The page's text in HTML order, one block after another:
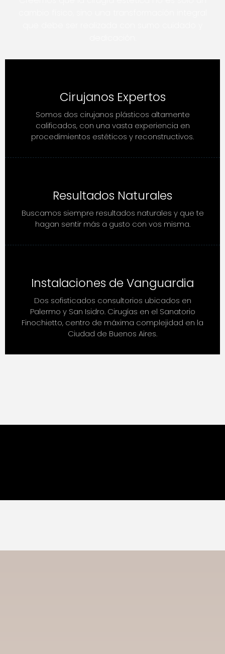
Cirujanos Expertos
Somos dos cirujanos plásticos altamente
calificados, con una vasta experiencia en
procedimientos estéticos y reconstructivos.
Resultados Naturales
Buscamos siempre resultados naturales y que te
hagan sentir más a gusto con vos misma.
Instalaciones de Vanguardia
Dos sofisticados consultorios ubicados en
Palermo y San Isidro. Cirugías en el Sanatorio
Finochietto, centro de máxima complejidad en la
Ciudad de Buenos Aires.